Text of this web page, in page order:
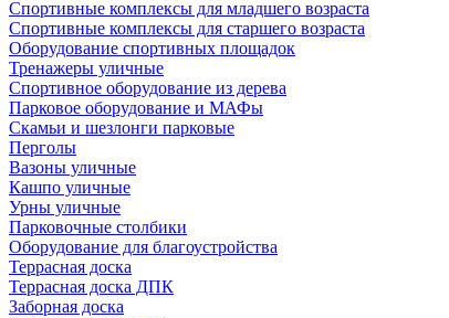
Спортивные комплексы для младшего возраста
Спортивные комплексы для старшего возраста
Оборудование спортивных площадок
Тренажеры уличные
Спортивное оборудование из дерева
Парковое оборудование и МАФы
Скамьи и шезлонги парковые
Перголы
Вазоны уличные
Кашпо уличные
Урны уличные
Парковочные столбики
Оборудование для благоустройства
Террасная доска
Террасная доска ДПК
Заборная доска